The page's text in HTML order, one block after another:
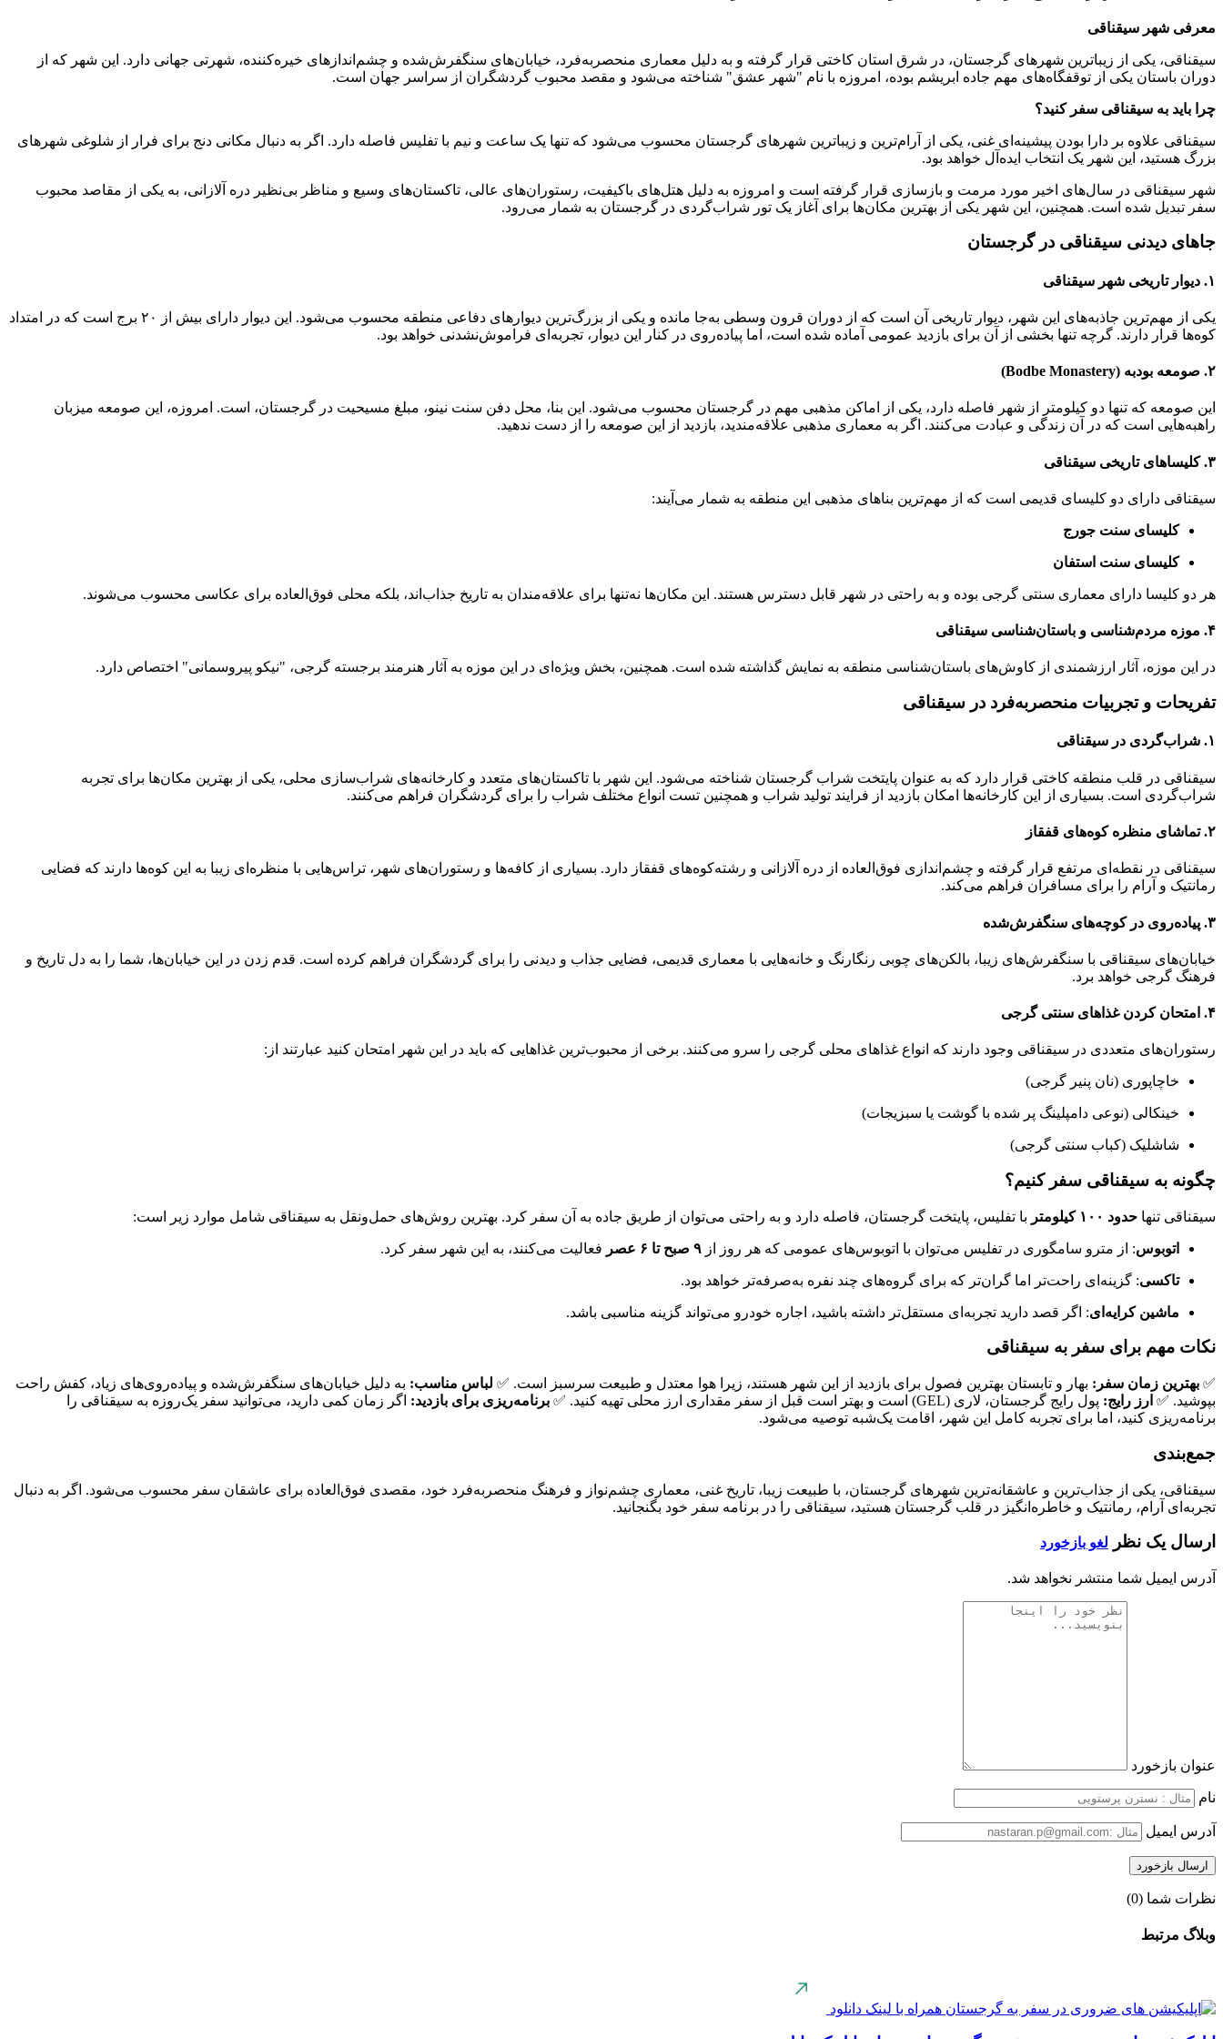
معرفی شهر سیقناقی
سیقناقی، یکی از زیباترین شهرهای گرجستان، در شرق استان کاختی قرار گرفته و به دلیل معماری منحصر‌به‌فرد، خیابان‌های سنگفرش‌شده و چشم‌اندازهای خیره‌کننده، شهرتی جهانی دارد. این شهر که از
دوران باستان یکی از توقفگاه‌های مهم جاده ابریشم بوده، امروزه با نام "شهر عشق" شناخته می‌شود و مقصد محبوب گردشگران از سراسر جهان است.
چرا باید به سیقناقی سفر کنید؟
سیقناقی علاوه بر دارا بودن پیشینه‌ای غنی، یکی از آرام‌ترین و زیباترین شهرهای گرجستان محسوب می‌شود که تنها یک ساعت و نیم با تفلیس فاصله دارد. اگر به دنبال مکانی دنج برای فرار از شلوغی شهرهای
بزرگ هستید، این شهر یک انتخاب ایده‌آل خواهد بود.
شهر سیقناقی در سال‌های اخیر مورد مرمت و بازسازی قرار گرفته است و امروزه به دلیل هتل‌های باکیفیت، رستوران‌های عالی، تاکستان‌های وسیع و مناظر بی‌نظیر دره آلازانی، به یکی از مقاصد محبوب
سفر تبدیل شده است. همچنین، این شهر یکی از بهترین مکان‌ها برای آغاز یک تور شراب‌گردی در گرجستان به شمار می‌رود.
جاهای دیدنی سیقناقی در گرجستان
۱. دیوار تاریخی شهر سیقناقی
یکی از مهم‌ترین جاذبه‌های این شهر، دیوار تاریخی آن است که از دوران قرون وسطی به‌جا مانده و یکی از بزرگ‌ترین دیوارهای دفاعی منطقه محسوب می‌شود. این دیوار دارای بیش از ۲۰ برج است که در امتداد
کوه‌ها قرار دارند. گرچه تنها بخشی از آن برای بازدید عمومی آماده شده است، اما پیاده‌روی در کنار این دیوار، تجربه‌ای فراموش‌نشدنی خواهد بود.
۲. صومعه بودبه (Bodbe Monastery)
این صومعه که تنها دو کیلومتر از شهر فاصله دارد، یکی از اماکن مذهبی مهم در گرجستان محسوب می‌شود. این بنا، محل دفن سنت نینو، مبلغ مسیحیت در گرجستان، است. امروزه، این صومعه میزبان
راهبه‌هایی است که در آن زندگی و عبادت می‌کنند. اگر به معماری مذهبی علاقه‌مندید، بازدید از این صومعه را از دست ندهید.
۳. کلیساهای تاریخی سیقناقی
سیقناقی دارای دو کلیسای قدیمی است که از مهم‌ترین بناهای مذهبی این منطقه به شمار می‌آیند:
کلیسای سنت جورج
کلیسای سنت استفان
هر دو کلیسا دارای معماری سنتی گرجی بوده و به راحتی در شهر قابل دسترس هستند. این مکان‌ها نه‌تنها برای علاقه‌مندان به تاریخ جذاب‌اند، بلکه محلی فوق‌العاده برای عکاسی محسوب می‌شوند.
۴. موزه مردم‌شناسی و باستان‌شناسی سیقناقی
در این موزه، آثار ارزشمندی از کاوش‌های باستان‌شناسی منطقه به نمایش گذاشته شده است. همچنین، بخش ویژه‌ای در این موزه به آثار هنرمند برجسته گرجی، "نیکو پیروسمانی" اختصاص دارد.
تفریحات و تجربیات منحصربه‌فرد در سیقناقی
۱. شراب‌گردی در سیقناقی
سیقناقی در قلب منطقه کاختی قرار دارد که به عنوان پایتخت شراب گرجستان شناخته می‌شود. این شهر با تاکستان‌های متعدد و کارخانه‌های شراب‌سازی محلی، یکی از بهترین مکان‌ها برای تجربه
شراب‌گردی است. بسیاری از این کارخانه‌ها امکان بازدید از فرایند تولید شراب و همچنین تست انواع مختلف شراب را برای گردشگران فراهم می‌کنند.
۲. تماشای منظره کوه‌های قفقاز
سیقناقی در نقطه‌ای مرتفع قرار گرفته و چشم‌اندازی فوق‌العاده از دره آلازانی و رشته‌کوه‌های قفقاز دارد. بسیاری از کافه‌ها و رستوران‌های شهر، تراس‌هایی با منظره‌ای زیبا به این کوه‌ها دارند که فضایی
رمانتیک و آرام را برای مسافران فراهم می‌کند.
۳. پیاده‌روی در کوچه‌های سنگفرش‌شده
خیابان‌های سیقناقی با سنگفرش‌های زیبا، بالکن‌های چوبی رنگارنگ و خانه‌هایی با معماری قدیمی، فضایی جذاب و دیدنی را برای گردشگران فراهم کرده است. قدم زدن در این خیابان‌ها، شما را به دل تاریخ و
فرهنگ گرجی خواهد برد.
۴. امتحان کردن غذاهای سنتی گرجی
رستوران‌های متعددی در سیقناقی وجود دارند که انواع غذاهای محلی گرجی را سرو می‌کنند. برخی از محبوب‌ترین غذاهایی که باید در این شهر امتحان کنید عبارتند از:
خاچاپوری (نان پنیر گرجی)
خینکالی (نوعی دامپلینگ پر شده با گوشت یا سبزیجات)
شاشلیک (کباب سنتی گرجی)
چگونه به سیقناقی سفر کنیم؟
سیقناقی تنها حدود ۱۰۰ کیلومتر با تفلیس، پایتخت گرجستان، فاصله دارد و به راحتی می‌توان از طریق جاده به آن سفر کرد. بهترین روش‌های حمل‌ونقل به سیقناقی شامل موارد زیر است:
اتوبوس: از مترو سامگوری در تفلیس می‌توان با اتوبوس‌های عمومی که هر روز از ۹ صبح تا ۶ عصر فعالیت می‌کنند، به این شهر سفر کرد.
تاکسی: گزینه‌ای راحت‌تر اما گران‌تر که برای گروه‌های چند نفره به‌صرفه‌تر خواهد بود.
ماشین کرایه‌ای: اگر قصد دارید تجربه‌ای مستقل‌تر داشته باشید، اجاره خودرو می‌تواند گزینه مناسبی باشد.
نکات مهم برای سفر به سیقناقی
✅ بهترین زمان سفر: بهار و تابستان بهترین فصول برای بازدید از این شهر هستند، زیرا هوا معتدل و طبیعت سرسبز است. ✅ لباس مناسب: به دلیل خیابان‌های سنگفرش‌شده و پیاده‌روی‌های زیاد، کفش راحت
بپوشید. ✅ ارز رایج: پول رایج گرجستان، لاری (GEL) است و بهتر است قبل از سفر مقداری ارز محلی تهیه کنید. ✅ برنامه‌ریزی برای بازدید: اگر زمان کمی دارید، می‌توانید سفر یک‌روزه به سیقناقی را
برنامه‌ریزی کنید، اما برای تجربه کامل این شهر، اقامت یک‌شبه توصیه می‌شود.
جمع‌بندی
سیقناقی، یکی از جذاب‌ترین و عاشقانه‌ترین شهرهای گرجستان، با طبیعت زیبا، تاریخ غنی، معماری چشم‌نواز و فرهنگ منحصربه‌فرد خود، مقصدی فوق‌العاده برای عاشقان سفر محسوب می‌شود. اگر به دنبال
تجربه‌ای آرام، رمانتیک و خاطره‌انگیز در قلب گرجستان هستید، سیقناقی را در برنامه سفر خود بگنجانید.
ارسال یک نظر لغو بازخورد
آدرس ایمیل شما منتشر نخواهد شد.
عنوان بازخورد
نام
آدرس ایمیل
نظرات شما (0)
وبلاگ مرتبط